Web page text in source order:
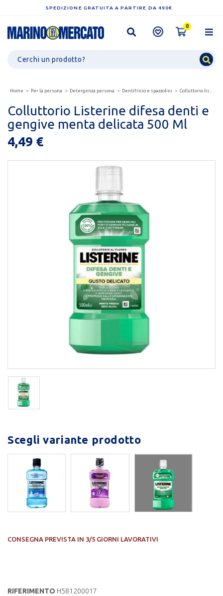
SPEDIZIONE GRATUITA A PARTIRE DA 490€
0
Home Per la persona Detergenza persona Dentifricio e spazzolini Colluttorio listerine difesa denti e gengive menta...
Colluttorio Listerine difesa denti e
gengive menta delicata 500 Ml
4,49 €
Scegli variante prodotto
CONSEGNA PREVISTA IN 3/5 GIORNI LAVORATIVI
RIFERIMENTO H581200017